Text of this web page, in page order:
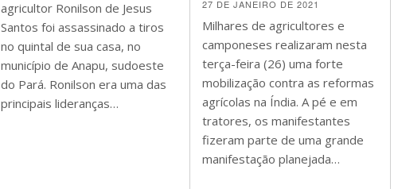
agricultor Ronilson de Jesus
Santos foi assassinado a tiros
no quintal de sua casa, no
município de Anapu, sudoeste
do Pará. Ronilson era uma das
principais lideranças…
27 DE JANEIRO DE 2021
Milhares de agricultores e
camponeses realizaram nesta
terça-feira (26) uma forte
mobilização contra as reformas
agrícolas na Índia. A pé e em
tratores, os manifestantes
fizeram parte de uma grande
manifestação planejada…